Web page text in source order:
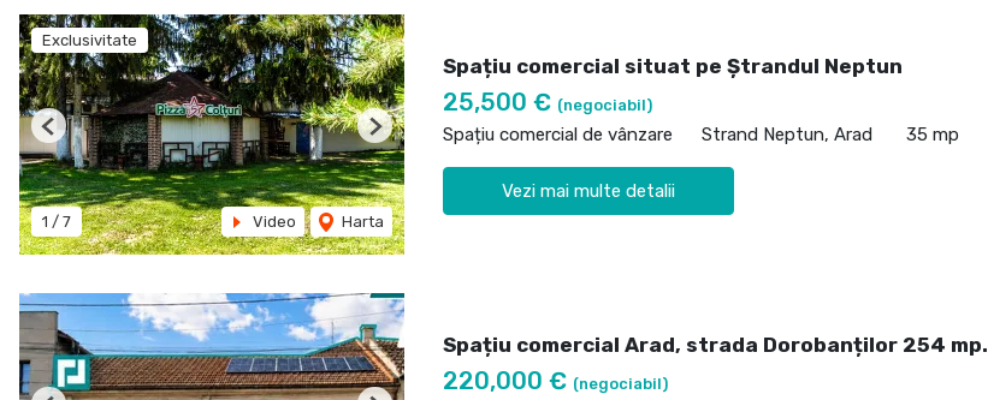
Exclusivitate
1 / 7 Video Harta
Previous Next
Spațiu comercial situat pe Ștrandul Neptun
25,500 € (negociabil)
Spațiu comercial de vânzare Strand Neptun, Arad 35 mp
Vezi mai multe detalii
Spațiu comercial Arad, strada Dorobanților 254 mp.
220,000 € (negociabil)